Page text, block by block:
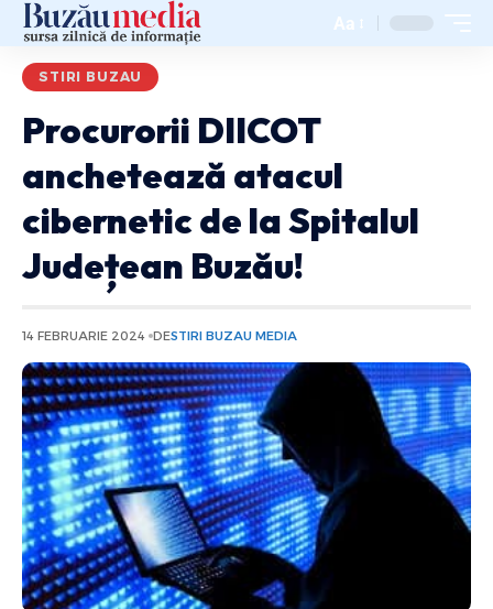
Aa
STIRI BUZAU
Procurorii DIICOT
anchetează atacul
cibernetic de la Spitalul
Județean Buzău!
14 FEBRUARIE 2024 DESTIRI BUZAU MEDIA